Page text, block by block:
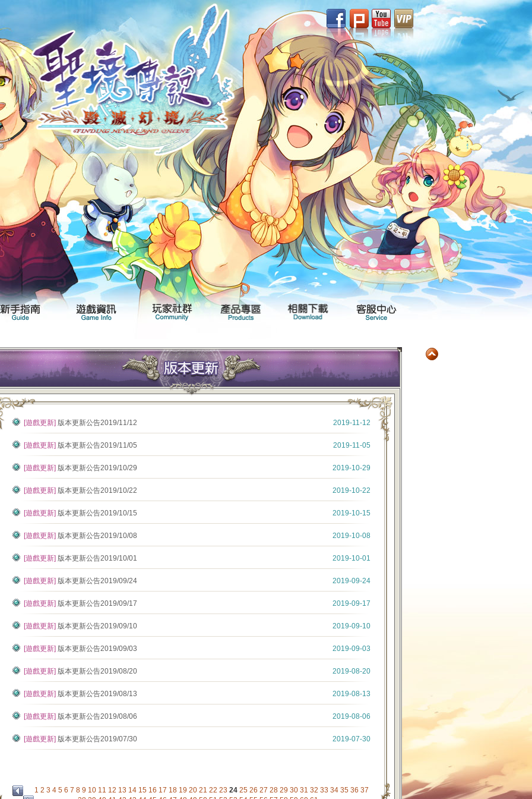
專區 遊戲介紹 新手指南 遊戲資訊 玩家社群 產品專區 相關下載 客服中心
帳號申請
遊戲下載
社群帳號馬上玩
[遊戲更新] 版本更新公告2019/11/12 2019-11-12
[遊戲更新] 版本更新公告2019/11/05 2019-11-05
[遊戲更新] 版本更新公告2019/10/29 2019-10-29
[遊戲更新] 版本更新公告2019/10/22 2019-10-22
[遊戲更新] 版本更新公告2019/10/15 2019-10-15
[遊戲更新] 版本更新公告2019/10/08 2019-10-08
[遊戲更新] 版本更新公告2019/10/01 2019-10-01
[遊戲更新] 版本更新公告2019/09/24 2019-09-24
[遊戲更新] 版本更新公告2019/09/17 2019-09-17
[遊戲更新] 版本更新公告2019/09/10 2019-09-10
[遊戲更新] 版本更新公告2019/09/03 2019-09-03
[遊戲更新] 版本更新公告2019/08/20 2019-08-20
[遊戲更新] 版本更新公告2019/08/13 2019-08-13
[遊戲更新] 版本更新公告2019/08/06 2019-08-06
[遊戲更新] 版本更新公告2019/07/30 2019-07-30
1 2 3 4 5 6 7 8 9 10 11 12 13 14 15 16 17 18 19 20 21 22 23 24 25 26 27 28 29 30 31 32 33 34 35 36 37